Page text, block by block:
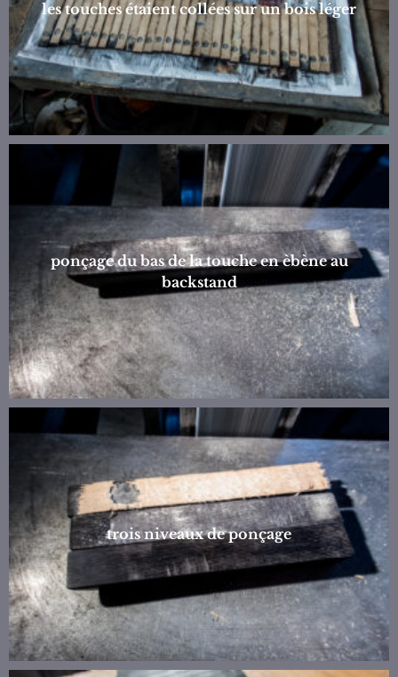
les touches étaient collées sur un bois léger
ponçage du bas de la touche en èbène au
backstand
trois niveaux de ponçage